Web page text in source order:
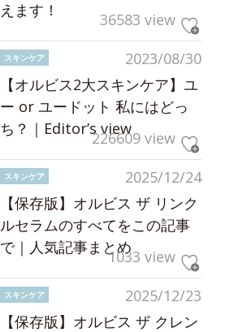
えます！
36583 view
2023/08/30
スキンケア
【オルビス2大スキンケア】ユ
ー or ユードット 私にはどっ
ち？｜Editor’s view226609 view
2025/12/24
スキンケア
【保存版】オルビス ザ リンク
ルセラムのすべてをこの記事
で｜人気記事まとめ1033 view
2025/12/23
スキンケア
【保存版】オルビス ザ クレン